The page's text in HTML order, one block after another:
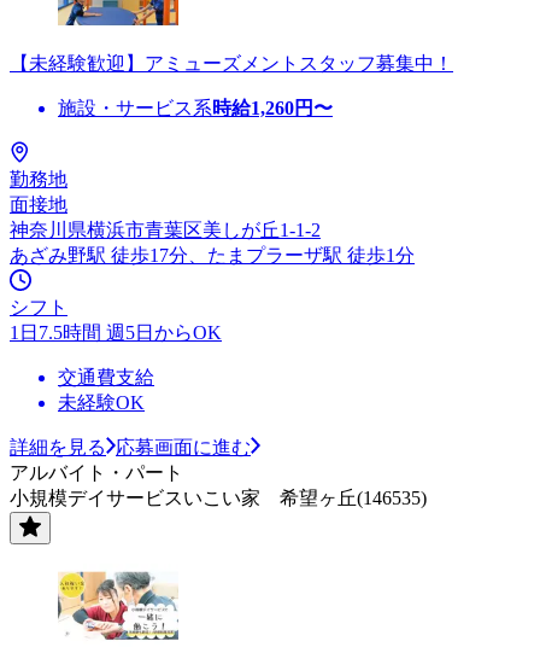
【未経験歓迎】アミューズメントスタッフ募集中！
施設・サービス系時給1,260円〜
勤務地
面接地
神奈川県横浜市青葉区美しが丘1-1-2
あざみ野駅 徒歩17分、たまプラーザ駅 徒歩1分
シフト
1日7.5時間 週5日からOK
交通費支給
未経験OK
詳細を見る
応募画面に進む
アルバイト・パート
小規模デイサービスいこい家 希望ヶ丘(146535)